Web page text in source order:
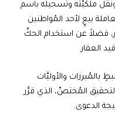
ونقل ملكيَّته وتسجيله باسم
بيعٍ لأحد المُواطنين
فضلاً عن استخدام الحكِّ
العقار.
بالمُبرزات والأوليَّات
المُختصِّ، الذي قرَّر
الدعوى.